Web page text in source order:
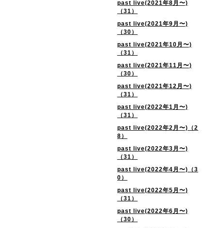
past live(2021年8月〜)
（31）
past live(2021年9月〜)
（30）
past live(2021年10月〜)
（31）
past live(2021年11月〜)
（30）
past live(2021年12月〜)
（31）
past live(2022年1月〜)
（31）
past live(2022年2月〜)（2
8）
past live(2022年3月〜)
（31）
past live(2022年4月〜)（3
0）
past live(2022年5月〜)
（31）
past live(2022年6月〜)
（30）